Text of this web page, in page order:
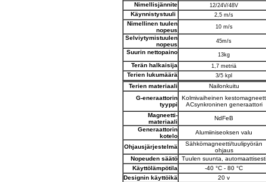
Nimellisjännite 12/24V/48V
Käynnistystuuli 2,5 m/s
Nimellinen tuulen
nopeus
10 m/s
Selviytymistuulen
nopeus
45m/s
Suurin nettopaino 13kg
Terän halkaisija 1,7 metriä
Terien lukumäärä 3/5 kpl
Terien materiaali
Nailonkuitu
G-eneraattorin
tyyppi
Kolmivaiheinen kestomagneett
ACsynkroninen generaattori
Magneetti-
materiaali
NdFeB
Generaattorin
kotelo
Alumiiniseoksen valu
Ohjausjärjestelmä
Sähkömagneetti/tuulipyörän
ohjaus
Nopeuden säätö
Tuulen suunta, automaattisesti
Käyttölämpötila
-40 °C - 80 °C
Designin käyttöikä
20 v